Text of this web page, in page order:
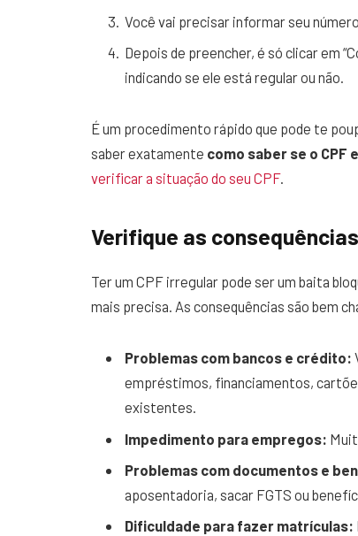
Você vai precisar informar seu
Depois de preencher, é só clicar em
indicando se ele está regular ou não.
É um procedimento rápido que pode te
saber exatamente como saber se o CPF
verificar a situação do seu CPF.
Verifique as
Ter um CPF irregular pode ser um baita
mais precisa. As consequências são bem
Problemas com bancos e crédito:
empréstimos, financiamentos,
existentes.
Impedimento para empregos:
Problemas com documentos e
aposentadoria, sacar FGTS ou
Dificuldade para fazer matrículas: